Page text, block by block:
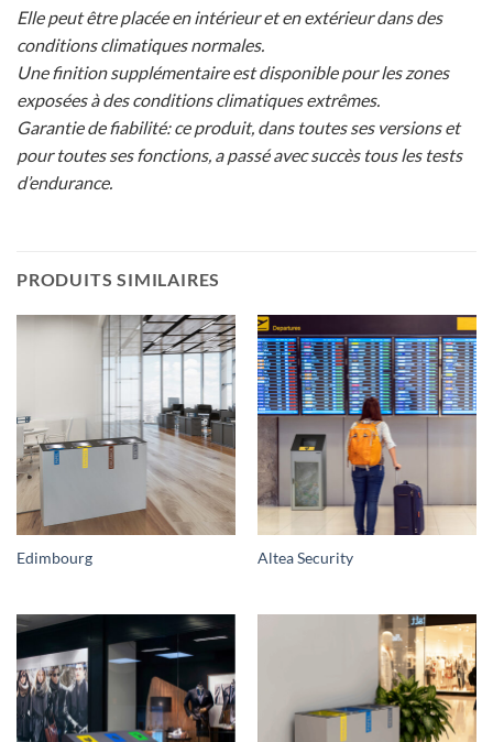
Elle peut être placée en intérieur et en extérieur dans des
conditions climatiques normales.
Une finition supplémentaire est disponible pour les zones
exposées à des conditions climatiques extrêmes.
Garantie de fiabilité: ce produit, dans toutes ses versions et
pour toutes ses fonctions, a passé avec succès tous les tests
d’endurance.
PRODUITS SIMILAIRES
Edimbourg Altea Security